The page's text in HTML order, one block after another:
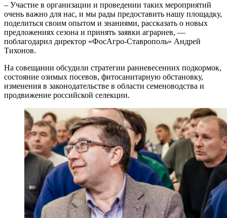
– Участие в организации и проведении таких мероприятий
очень важно для нас, и мы рады предоставить нашу площадку,
поделиться своим опытом и знаниями, рассказать о новых
предложениях сезона и принять заявки аграриев, —
поблагодарил директор «ФосАгро-Ставрополь» Андрей
Тихонов.
На совещании обсудили стратегии ранневесенних подкормок,
состояние озимых посевов, фитосанитарную обстановку,
изменения в законодательстве в области семеноводства и
продвижение российской селекции.